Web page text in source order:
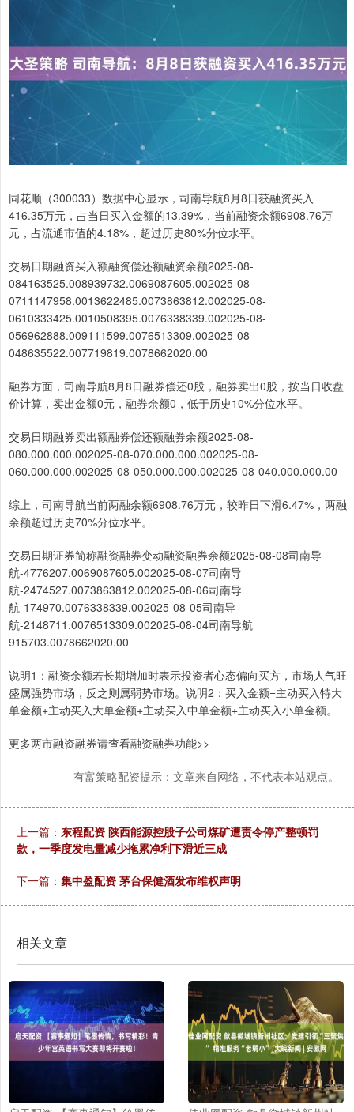
同花顺（300033）数据中心显示，司南导航8月8日获融资买入
416.35万元，占当日买入金额的13.39%，当前融资余额6908.76万
元，占流通市值的4.18%，超过历史80%分位水平。
交易日期融资买入额融资偿还额融资余额2025-08-
084163525.008939732.0069087605.002025-08-
0711147958.0013622485.0073863812.002025-08-
0610333425.0010508395.0076338339.002025-08-
056962888.009111599.0076513309.002025-08-
048635522.007719819.0078662020.00
融券方面，司南导航8月8日融券偿还0股，融券卖出0股，按当日收盘
价计算，卖出金额0元，融券余额0，低于历史10%分位水平。
交易日期融券卖出额融券偿还额融券余额2025-08-
080.000.000.002025-08-070.000.000.002025-08-
060.000.000.002025-08-050.000.000.002025-08-040.000.000.00
综上，司南导航当前两融余额6908.76万元，较昨日下滑6.47%，两融
余额超过历史70%分位水平。
交易日期证券简称融资融券变动融资融券余额2025-08-08司南导
航-4776207.0069087605.002025-08-07司南导
航-2474527.0073863812.002025-08-06司南导
航-174970.0076338339.002025-08-05司南导
航-2148711.0076513309.002025-08-04司南导航
915703.0078662020.00
说明1：融资余额若长期增加时表示投资者心态偏向买方，市场人气旺
盛属强势市场，反之则属弱势市场。说明2：买入金额=主动买入特大
单金额+主动买入大单金额+主动买入中单金额+主动买入小单金额。
更多两市融资融券请查看融资融券功能>>
有富策略配资提示：文章来自网络，不代表本站观点。
上一篇： 东程配资 陕西能源控股子公司煤矿遭责令停产整顿罚
款，一季度发电量减少拖累净利下滑近三成
下一篇： 集中盈配资 茅台保健酒发布维权声明
相关文章